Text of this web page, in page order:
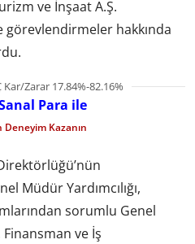
ve İnşaat A.Ş.
hakkında
Zarar 17.84%-82.16%
Para ile
Deneyim Kazanın
Müdür Yardımcılığı,
sorumlu Genel
Finansman ve İş